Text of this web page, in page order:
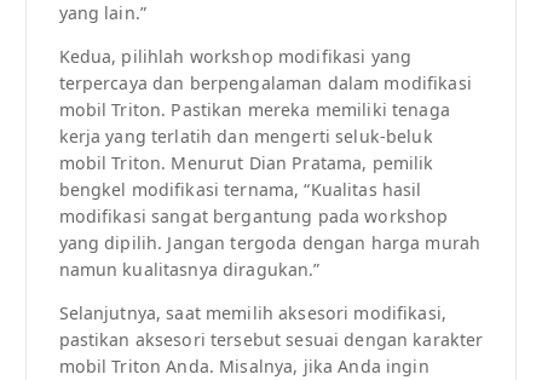
yang lain.”
Kedua, pilihlah workshop modifikasi yang
terpercaya dan berpengalaman dalam modifikasi
mobil Triton. Pastikan mereka memiliki tenaga
kerja yang terlatih dan mengerti seluk-beluk
mobil Triton. Menurut Dian Pratama, pemilik
bengkel modifikasi ternama, “Kualitas hasil
modifikasi sangat bergantung pada workshop
yang dipilih. Jangan tergoda dengan harga murah
namun kualitasnya diragukan.”
Selanjutnya, saat memilih aksesori modifikasi,
pastikan aksesori tersebut sesuai dengan karakter
mobil Triton Anda. Misalnya, jika Anda ingin